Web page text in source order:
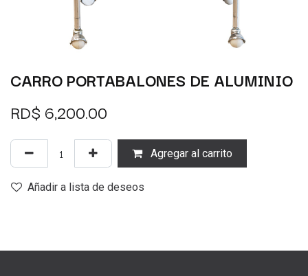
CARRO PORTABALONES DE ALUMINIO
RD$ 6,200.00
Agregar al carrito
Añadir a lista de deseos